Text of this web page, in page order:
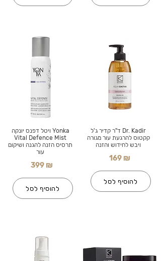
Yonka ויטל דפנס יונקה
Vital Defence Mist
תרסיס הזנה להגנה ושיקום
עור
399 ₪
להוסיף לסל
Dr. Kadir ד"ר קדיר ג'ל
קקטוס להרגעת עור מגורה
ויבש לחידוש והזנה
169 ₪
להוסיף לסל